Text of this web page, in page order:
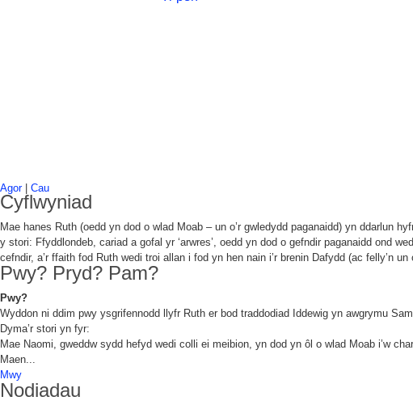
Agor| Cau
Cyflwyniad
Mae hanes Ruth (oedd yn dod o wlad Moab – un o’r gwledydd paganaidd) yn ddarlun
y stori: Ffyddlondeb, cariad a gofal yr ‘arwres’, oedd yn dod o gefndir paganaidd ond
cefndir, a’r ffaith fod Ruth wedi troi allan i fod yn hen nain i’r brenin Dafydd (ac felly’n
Pwy? Pryd? Pam?
Pwy?
Wyddon ni ddim pwy ysgrifennodd llyfr Ruth er bod traddodiad Iddewig yn awgrymu
Dyma’r stori yn fyr:
Mae Naomi, gweddw sydd hefyd wedi colli ei meibion, yn dod yn ôl o wlad Moab i’w
Maen...
Mwy
Nodiadau